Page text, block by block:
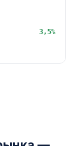
3,5%